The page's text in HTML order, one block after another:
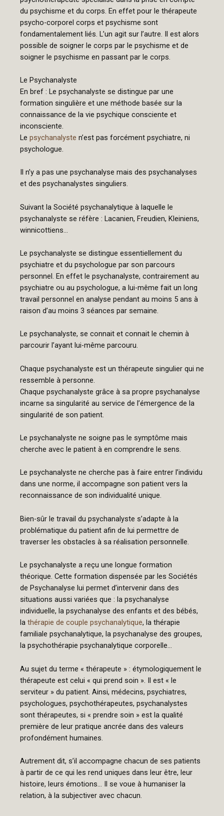
du psychisme et du corps. En effet pour le thérapeute
psycho-corporel corps et psychisme sont
fondamentalement liés. L’un agit sur l’autre. Il est alors
possible de soigner le corps par le psychisme et de
soigner le psychisme en passant par le corps.
Le Psychanalyste
En bref : Le psychanalyste se distingue par une
formation singulière et une méthode basée sur la
connaissance de la vie psychique consciente et
inconsciente.
Le psychanalyste n’est pas forcément psychiatre, ni
psychologue.
Il n’y a pas une psychanalyse mais des psychanalyses
et des psychanalystes singuliers.
Suivant la Société psychanalytique à laquelle le
psychanalyste se réfère : Lacanien, Freudien, Kleiniens,
winnicottiens…
Le psychanalyste se distingue essentiellement du
psychiatre et du psychologue par son parcours
personnel. En effet le psychanalyste, contrairement au
psychiatre ou au psychologue, a lui-même fait un long
travail personnel en analyse pendant au moins 5 ans à
raison d’au moins 3 séances par semaine.
Le psychanalyste, se connait et connait le chemin à
parcourir l’ayant lui-même parcouru.
Chaque psychanalyste est un thérapeute singulier qui ne
ressemble à personne.
Chaque psychanalyste grâce à sa propre psychanalyse
incarne sa singularité au service de l’émergence de la
singularité de son patient.
Le psychanalyste ne soigne pas le symptôme mais
cherche avec le patient à en comprendre le sens.
Le psychanalyste ne cherche pas à faire entrer l’individu
dans une norme, il accompagne son patient vers la
reconnaissance de son individualité unique.
Bien-sûr le travail du psychanalyste s’adapte à la
problématique du patient afin de lui permettre de
traverser les obstacles à sa réalisation personnelle.
Le psychanalyste a reçu une longue formation
théorique. Cette formation dispensée par les Sociétés
de Psychanalyse lui permet d’intervenir dans des
situations aussi variées que : la psychanalyse
individuelle, la psychanalyse des enfants et des bébés,
la thérapie de couple psychanalytique, la thérapie
familiale psychanalytique, la psychanalyse des groupes,
la psychothérapie psychanalytique corporelle…
Au sujet du terme « thérapeute » : étymologiquement le
thérapeute est celui « qui prend soin ». Il est « le
serviteur » du patient. Ainsi, médecins, psychiatres,
psychologues, psychothérapeutes, psychanalystes
sont thérapeutes, si « prendre soin » est la qualité
première de leur pratique ancrée dans des valeurs
profondément humaines.
Autrement dit, s’il accompagne chacun de ses patients
à partir de ce qui les rend uniques dans leur être, leur
histoire, leurs émotions… Il se voue à humaniser la
relation, à la subjectiver avec chacun.